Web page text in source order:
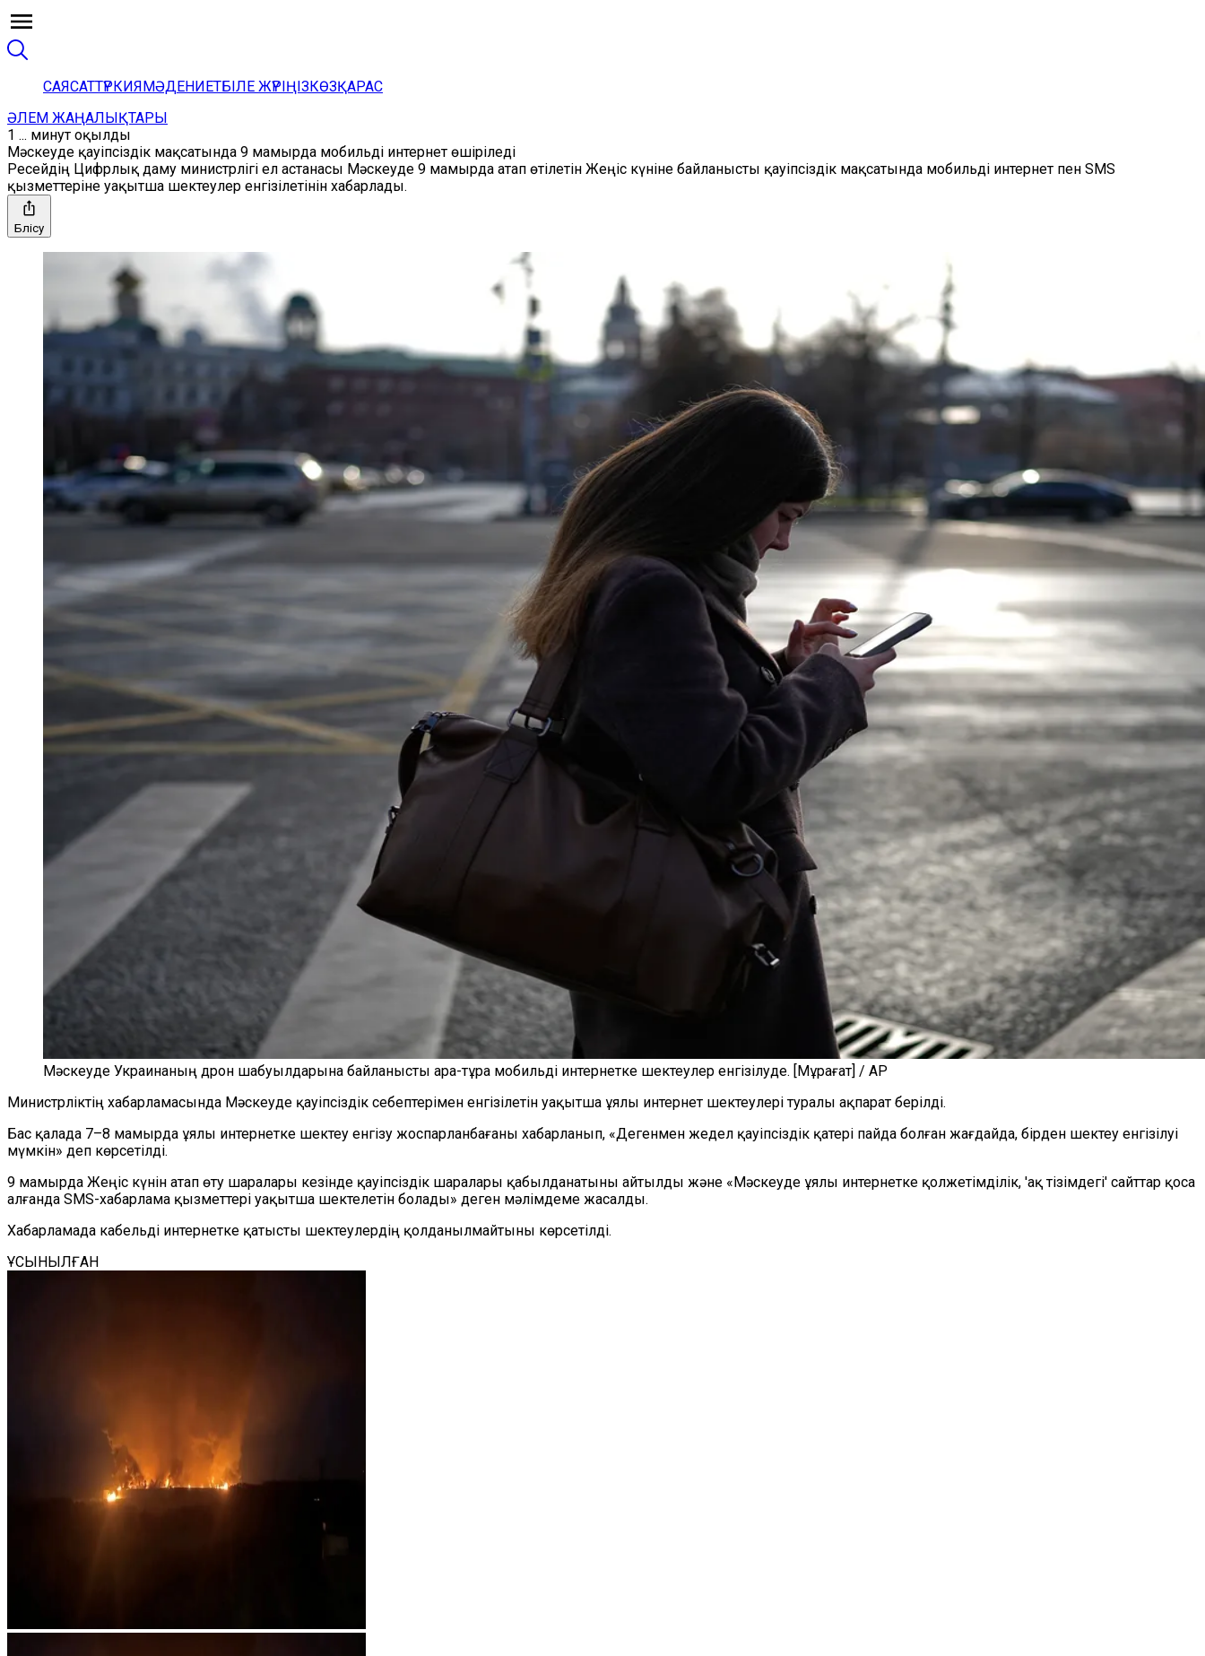
САЯСАТТҮРКИЯМӘДЕНИЕТБІЛЕ ЖҮРІҢІЗКӨЗҚАРАС
ӘЛЕМ ЖАҢАЛЫҚТАРЫ
1 ... минут оқылды
Мәскеуде қауіпсіздік мақсатында 9 мамырда мобильді интернет өшіріледі
Ресейдің Цифрлық даму министрлігі ел астанасы Мәскеуде 9 мамырда атап өтілетін Жеңіс күніне байланысты қауіпсіздік мақсатында мобильді интернет пен SMS
қызметтеріне уақытша шектеулер енгізілетінін хабарлады.
Бөлісу
Мәскеуде Украинаның дрон шабуылдарына байланысты ара-тұра мобильді интернетке шектеулер енгізілуде. [Мұрағат] / AP
Министрліктің хабарламасында Мәскеуде қауіпсіздік себептерімен енгізілетін уақытша ұялы интернет шектеулері туралы ақпарат берілді.
Бас қалада 7–8 мамырда ұялы интернетке шектеу енгізу жоспарланбағаны хабарланып, «Дегенмен жедел қауіпсіздік қатері пайда болған жағдайда, бірден шектеу енгізілуі
мүмкін» деп көрсетілді.
9 мамырда Жеңіс күнін атап өту шаралары кезінде қауіпсіздік шаралары қабылданатыны айтылды және «Мәскеуде ұялы интернетке қолжетімділік, 'ақ тізімдегі' сайттар қоса
алғанда SMS-хабарлама қызметтері уақытша шектелетін болады» деген мәлімдеме жасалды.
Хабарламада кабельді интернетке қатысты шектеулердің қолданылмайтыны көрсетілді.
ҰСЫНЫЛҒАН